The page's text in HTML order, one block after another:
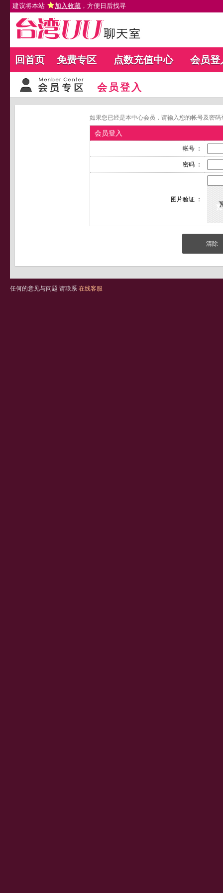
建议将本站 加入收藏 ，方便日后找寻
回首页 免费专区 点数充值中心 会员登
会员登入
如果您已经是本中心会员，请输入您的帐号及密
会员登入
帐号 ：
密码 ：
图片验证 ：
任何的意见与问题 请联系 在线客服